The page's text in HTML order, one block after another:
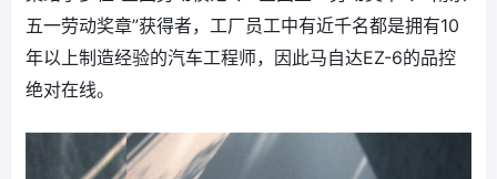
五一劳动奖章”获得者，工厂员工中有近千名都是拥有10
年以上制造经验的汽车工程师，因此马自达EZ-6的品控
绝对在线。